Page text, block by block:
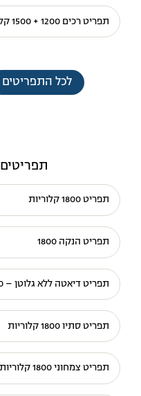
תפריט רכים 1200 + 1500 קלוריות
לכל התפריטים
תפריטים 1800 קלוריות
תפריט 1800 קלוריות
תפריט הנקה 1800
תפריט דיאטה ללא גלוטן – 1800 קלוריות
תפריט סתיו 1800 קלוריות
תפריט צמחוני 1800 קלוריות